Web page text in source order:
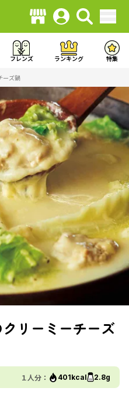
フレンズ ランキング 特集
ーズ鍋
リーミーチーズ
１人分： 401kcal 2.8g